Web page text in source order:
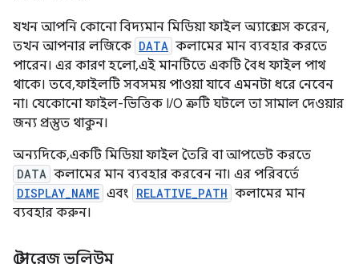
যখন আপনি কোনো বিদ্যমান মিডিয়া ফাইল অ্যাক্সেস করেন,
তখন আপনার লজিকে DATA কলামের মান ব্যবহার করতে
পারেন। এর কারণ হলো, এই মানটিতে একটি বৈধ ফাইল পাথ
থাকে। তবে, ফাইলটি সবসময় পাওয়া যাবে এমনটা ধরে নেবেন
না। যেকোনো ফাইল-ভিত্তিক I/O ত্রুটি ঘটলে তা সামাল দেওয়ার
জন্য প্রস্তুত থাকুন।
অন্যদিকে, একটি মিডিয়া ফাইল তৈরি বা আপডেট করতে
DATA কলামের মান ব্যবহার করবেন না। এর পরিবর্তে
DISPLAY_NAME এবং RELATIVE_PATH কলামের মান
ব্যবহার করুন।
স্টোরেজ ভলিউম